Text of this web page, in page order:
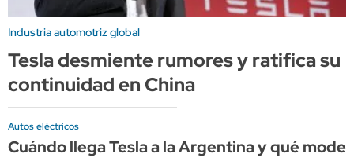
Industria automotriz global
Tesla desmiente rumores y ratifica su
continuidad en China
Autos eléctricos
Cuándo llega Tesla a la Argentina y qué